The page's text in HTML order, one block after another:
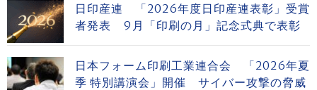
日印産連 「2026年度日印産連表彰」受賞
者発表 9月「印刷の月」記念式典で表彰
日本フォーム印刷工業連合会 「2026年夏
季 特別講演会」開催 サイバー攻撃の脅威